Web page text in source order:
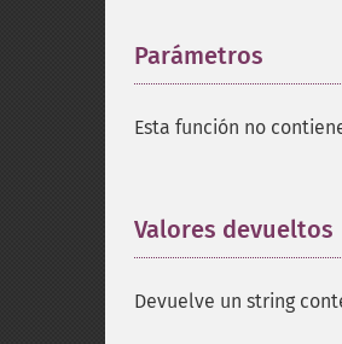
Parámetros
Esta función no
Valores devueltos
Devuelve un string